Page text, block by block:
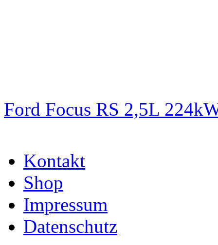
Ford Focus RS 2,5L
Kontakt
Shop
Impressum
Datenschutz